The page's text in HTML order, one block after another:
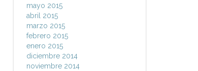
mayo 2015
abril 2015
marzo 2015
febrero 2015
enero 2015
diciembre 2014
noviembre 2014